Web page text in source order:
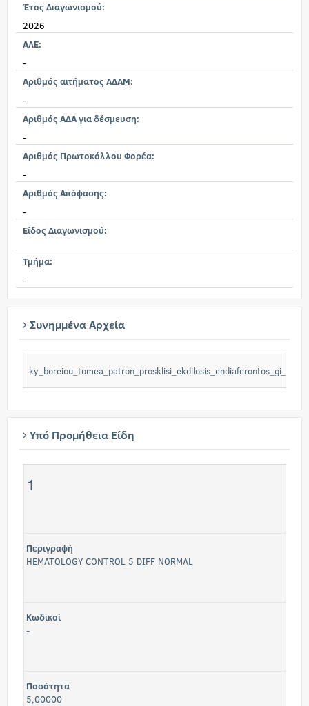
Έτος Διαγωνισμού:
2026
ΑΛΕ:
-
Αριθμός αιτήματος ΑΔΑΜ:
-
Αριθμός ΑΔΑ για δέσμευση:
-
Αριθμός Πρωτοκόλλου Φορέα:
-
Αριθμός Απόφασης:
-
Είδος Διαγωνισμού:
Τμήμα:
-
Συνημμένα Αρχεία
Υπό Προμήθεια Είδη
1
Περιγραφή
HEMATOLOGY CONTROL 5 DIFF NORMAL
Κωδικοί
-
Ποσότητα
5,00000